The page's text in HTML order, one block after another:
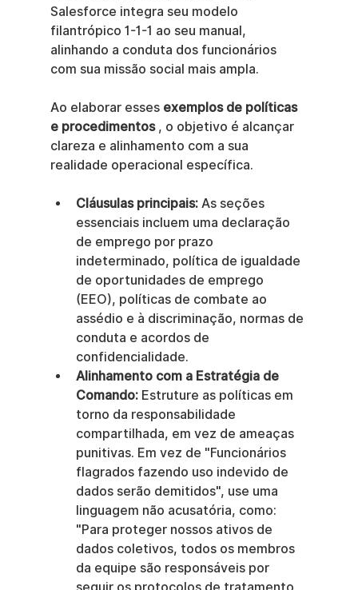
Salesforce integra seu modelo
filantrópico 1-1-1 ao seu manual,
alinhando a conduta dos funcionários
com sua missão social mais ampla.
Ao elaborar esses exemplos de políticas
e procedimentos , o objetivo é alcançar
clareza e alinhamento com a sua
realidade operacional específica.
Cláusulas principais: As seções
essenciais incluem uma declaração
de emprego por prazo
indeterminado, política de igualdade
de oportunidades de emprego
(EEO), políticas de combate ao
assédio e à discriminação, normas de
conduta e acordos de
confidencialidade.
Alinhamento com a Estratégia de
Comando: Estruture as políticas em
torno da responsabilidade
compartilhada, em vez de ameaças
punitivas. Em vez de "Funcionários
flagrados fazendo uso indevido de
dados serão demitidos", use uma
linguagem não acusatória, como:
"Para proteger nossos ativos de
dados coletivos, todos os membros
da equipe são responsáveis por